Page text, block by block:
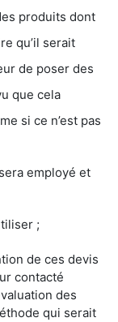
produits dont
qu’il serait
de poser des
que cela
si ce n’est pas
employé et
;
de ces devis
contacté
des
qui serait